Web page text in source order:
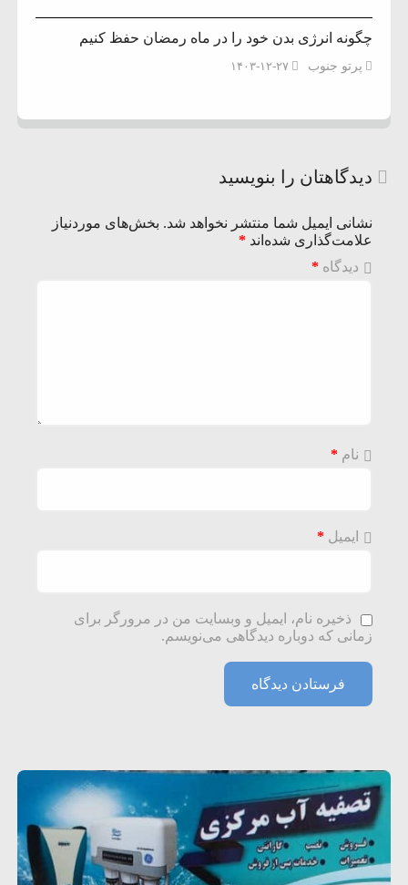
چگونه انرژی بدن خود را در ماه رمضان حفظ کنیم
پرتو جنوب ۱۴۰۳-۱۲-۲۷
دیدگاهتان را بنویسید
نشانی ایمیل شما منتشر نخواهد شد. بخش‌های موردنیاز
علامت‌گذاری شده‌اند *
دیدگاه *
نام *
ایمیل *
ذخیره نام، ایمیل و وبسایت من در مرورگر برای
زمانی که دوباره دیدگاهی می‌نویسم.